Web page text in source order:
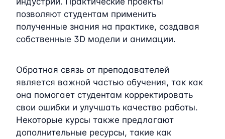
позволяют студентам применить
полученные знания на практике, создавая
собственные 3D модели и анимации.
Обратная связь от преподавателей
является важной частью обучения, так как
она помогает студентам корректировать
свои ошибки и улучшать качество работы.
Некоторые курсы также предлагают
дополнительные ресурсы, такие как